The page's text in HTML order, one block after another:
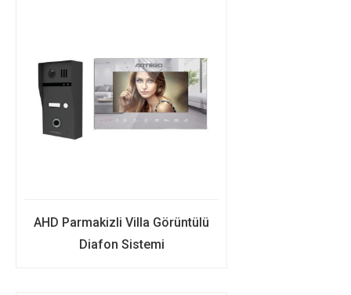
AHD Parmakizli Villa Görüntülü
Diafon Sistemi